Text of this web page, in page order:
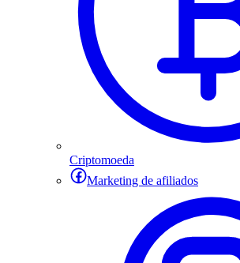
Criptomoeda
Marketing de afiliados